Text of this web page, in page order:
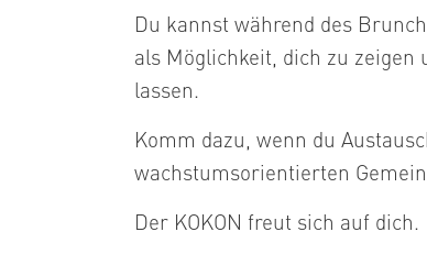
Du kannst während des
als Möglichkeit, dich zu zeigen
lassen.
Komm dazu, wenn du
wachstumsorientierten
Der KOKON freut sich auf dich.